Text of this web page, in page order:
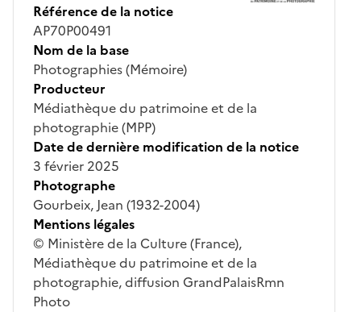
Référence de la notice
AP70P00491
Nom de la base
Photographies (Mémoire)
Producteur
Médiathèque du patrimoine et de la
photographie (MPP)
Date de dernière modification de la notice
3 février 2025
Photographe
Gourbeix, Jean (1932-2004)
Mentions légales
© Ministère de la Culture (France),
Médiathèque du patrimoine et de la
photographie, diffusion GrandPalaisRmn
Photo